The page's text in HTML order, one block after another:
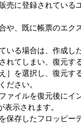
売に登録されてい
や、既に帳票のエ
る場合は、作成し
れてしまい、復元す
］を選択し、復元
ださい。
ァイルを復元後にイ
示されます。
保存したフロッピ